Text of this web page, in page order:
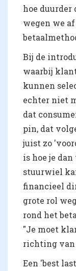
hoe
wegen we
Bij de
waarbij
kunnen
echter niet
dat
pin, dat
juist zo
is hoe je
stuurwiel
financieel
grote rol
rond het
"Je moet
richting van
Een 'best